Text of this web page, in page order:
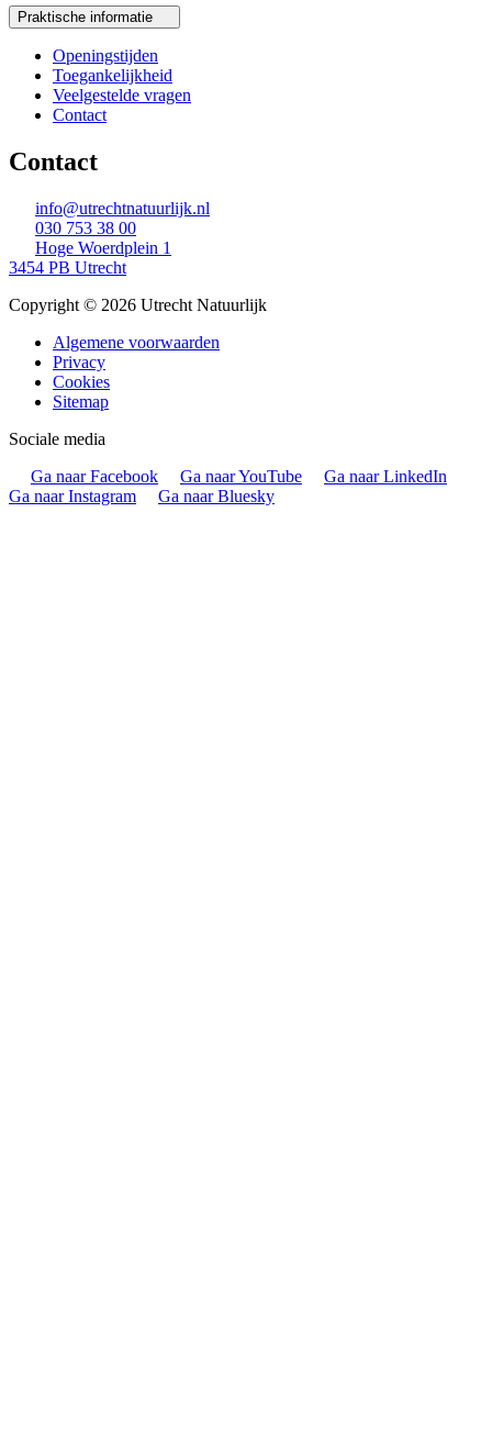
Praktische informatie
Openingstijden
Toegankelijkheid
Veelgestelde vragen
Contact
Contact
info@utrechtnatuurlijk.nl
030 753 38 00
Hoge Woerdplein 1
3454 PB Utrecht
Copyright © 2026 Utrecht Natuurlijk
Algemene voorwaarden
Privacy
Cookies
Sitemap
Sociale media
Ga naar Facebook
Ga naar YouTube
Ga naar LinkedIn
Ga naar Instagram
Ga naar Bluesky